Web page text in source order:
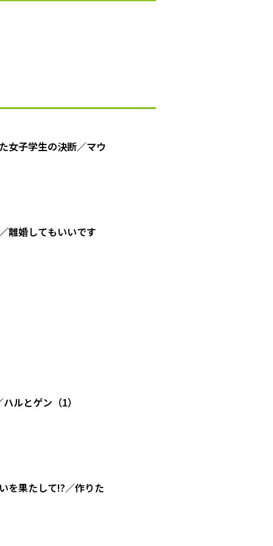
女子学生の決断／マウ
離婚してもいいです
ルとゲン（1）
を果たして!?／作りた